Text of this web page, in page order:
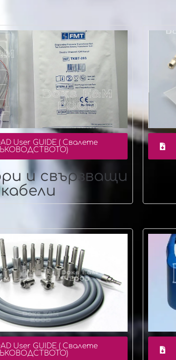
User GUIDE ( Свалете
и свързващи
кабели
User GUIDE ( Свалете